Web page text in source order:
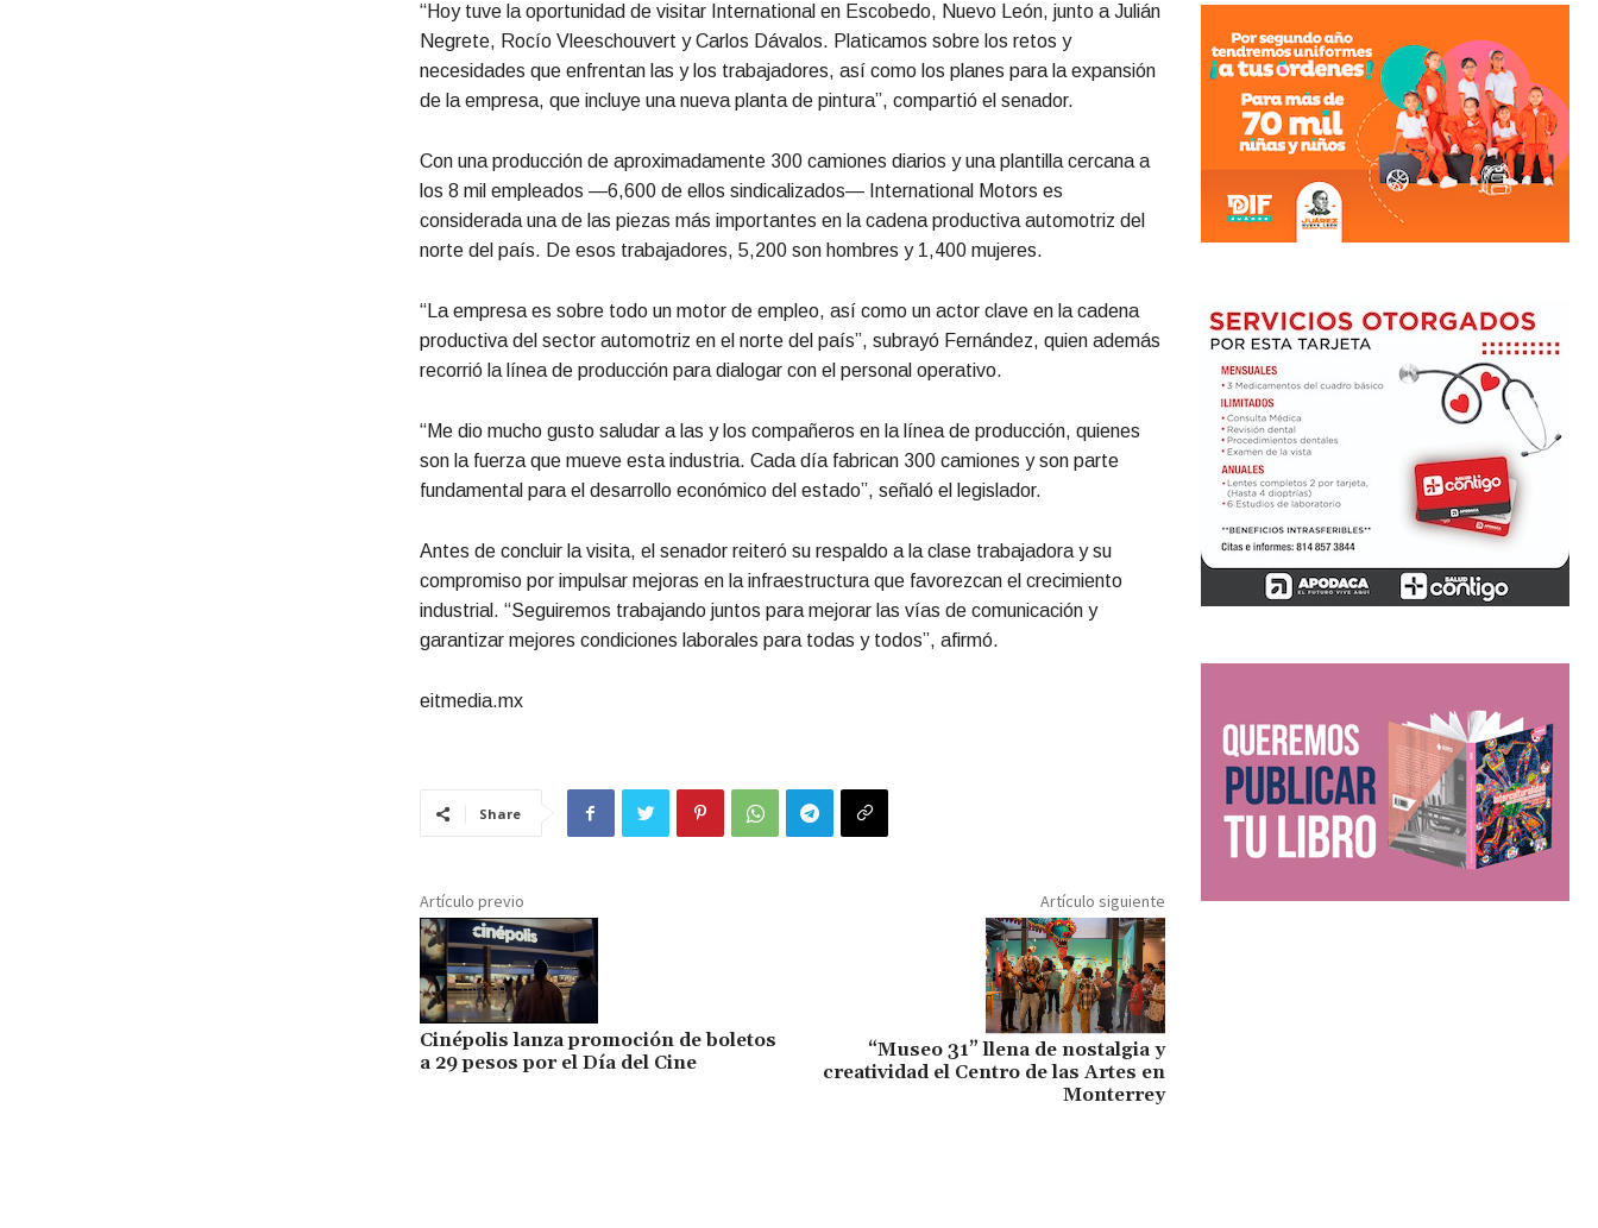
“Hoy tuve la oportunidad de visitar International en Escobedo, Nuevo León, junto a Julián
Negrete, Rocío Vleeschouvert y Carlos Dávalos. Platicamos sobre los retos y
necesidades que enfrentan las y los trabajadores, así como los planes para la expansión
de la empresa, que incluye una nueva planta de pintura”, compartió el senador.
Con una producción de aproximadamente 300 camiones diarios y una plantilla cercana a
los 8 mil empleados —6,600 de ellos sindicalizados— International Motors es
considerada una de las piezas más importantes en la cadena productiva automotriz del
norte del país. De esos trabajadores, 5,200 son hombres y 1,400 mujeres.
“La empresa es sobre todo un motor de empleo, así como un actor clave en la cadena
productiva del sector automotriz en el norte del país”, subrayó Fernández, quien además
recorrió la línea de producción para dialogar con el personal operativo.
“Me dio mucho gusto saludar a las y los compañeros en la línea de producción, quienes
son la fuerza que mueve esta industria. Cada día fabrican 300 camiones y son parte
fundamental para el desarrollo económico del estado”, señaló el legislador.
Antes de concluir la visita, el senador reiteró su respaldo a la clase trabajadora y su
compromiso por impulsar mejoras en la infraestructura que favorezcan el crecimiento
industrial. “Seguiremos trabajando juntos para mejorar las vías de comunicación y
garantizar mejores condiciones laborales para todas y todos”, afirmó.
eitmedia.mx
Share
Artículo previo
Cinépolis lanza promoción de boletos
a 29 pesos por el Día del Cine
Artículo siguiente
“Museo 31” llena de nostalgia y
creatividad el Centro de las Artes en
Monterrey